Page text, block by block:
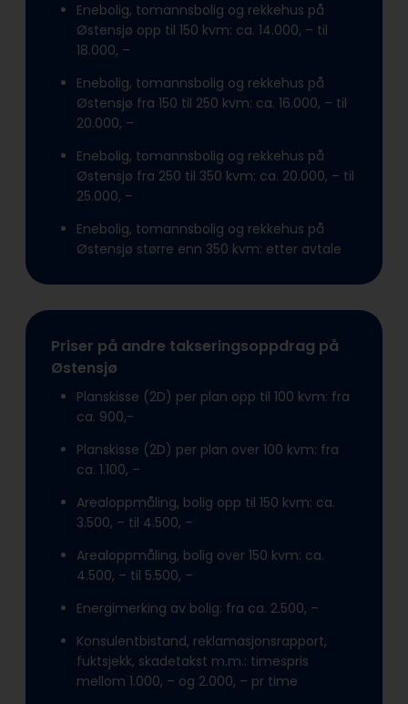
Enebolig, tomannsbolig og rekkehus på
Østensjø opp til 150 kvm: ca. 14.000, – til
18.000, –
Enebolig, tomannsbolig og rekkehus på
Østensjø fra 150 til 250 kvm: ca. 16.000, – til
20.000, –
Enebolig, tomannsbolig og rekkehus på
Østensjø fra 250 til 350 kvm: ca. 20.000, – til
25.000, –
Enebolig, tomannsbolig og rekkehus på
Østensjø større enn 350 kvm: etter avtale
Priser på andre takseringsoppdrag på
Østensjø
Planskisse (2D) per plan opp til 100 kvm: fra
ca. 900,-
Planskisse (2D) per plan over 100 kvm: fra
ca. 1.100, –
Arealoppmåling, bolig opp til 150 kvm: ca.
3.500, – til 4.500, –
Arealoppmåling, bolig over 150 kvm: ca.
4.500, – til 5.500, –
Energimerking av bolig: fra ca. 2.500, –
Konsulentbistand, reklamasjonsrapport,
fuktsjekk, skadetakst m.m.: timespris
mellom 1.000, – og 2.000, – pr time